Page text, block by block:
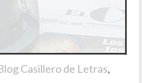
Casillero de Letras,